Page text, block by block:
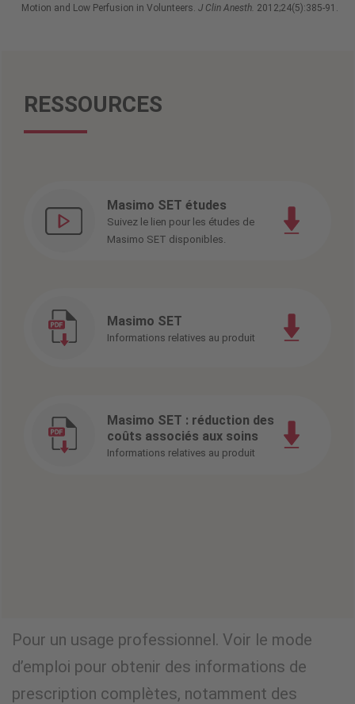
Motion and Low Perfusion in Volunteers. J Clin Anesth. 2012;24(5):385-91.
RESSOURCES
Masimo SET études
Suivez le lien pour les études de
Masimo SET disponibles.
Masimo SET
Informations relatives au produit
Masimo SET : réduction des
coûts associés aux soins
Informations relatives au produit
Pour un usage professionnel. Voir le mode
d’emploi pour obtenir des informations de
prescription complètes, notamment des